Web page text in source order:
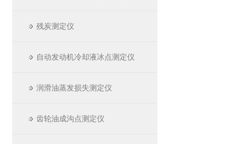
残炭测定仪
自动发动机冷却液冰点测定仪
润滑油蒸发损失测定仪
齿轮油成沟点测定仪